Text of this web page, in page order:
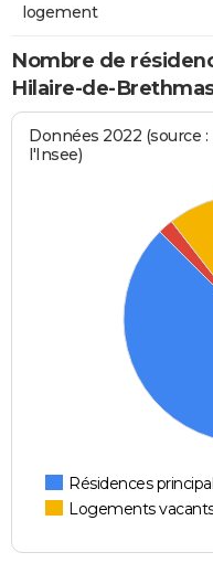
logement
Nombre de
Hilaire-de-
Données 2022 (source
l'Insee)
Résidences
Logements